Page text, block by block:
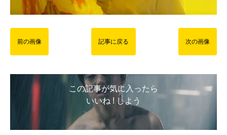
前の画像 記事に戻る 次の画像
この記事が気に入ったら
いいね ! しよう